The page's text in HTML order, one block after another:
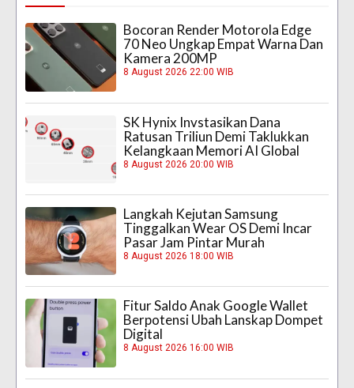
Bocoran Render Motorola Edge
70 Neo Ungkap Empat Warna Dan
Kamera 200MP
8 August 2026 22:00 WIB
SK Hynix Invstasikan Dana
Ratusan Triliun Demi Taklukkan
Kelangkaan Memori AI Global
8 August 2026 20:00 WIB
Langkah Kejutan Samsung
Tinggalkan Wear OS Demi Incar
Pasar Jam Pintar Murah
8 August 2026 18:00 WIB
Fitur Saldo Anak Google Wallet
Berpotensi Ubah Lanskap Dompet
Digital
8 August 2026 16:00 WIB